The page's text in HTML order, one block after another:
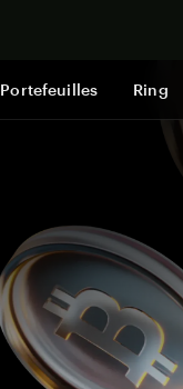
Portefeuilles Ring